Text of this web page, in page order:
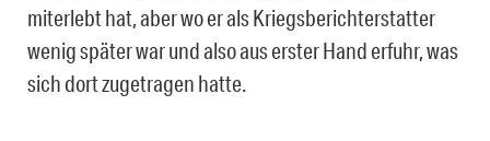
miterlebt hat, aber wo er als Kriegsberichterstatter
wenig später war und also aus erster Hand erfuhr, was
sich dort zugetragen hatte.